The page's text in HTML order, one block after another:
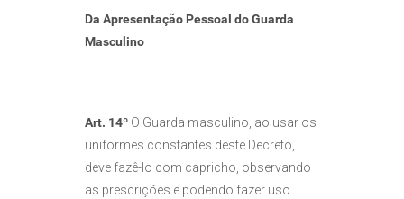
Da Apresentação Pessoal do Guarda
Masculino
Art. 14º O Guarda masculino, ao usar os
uniformes constantes deste Decreto,
deve fazê-lo com capricho, observando
as prescrições e podendo fazer uso